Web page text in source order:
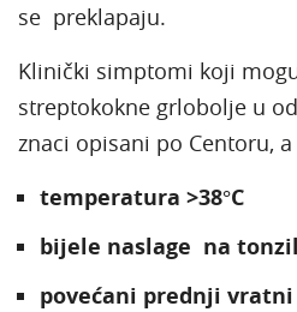
se preklapaju.
Klinički simptomi koji
streptokokne grlobolje u
znaci opisani po Centoru,
temperatura >38°C
bijele naslage na
povećani prednji